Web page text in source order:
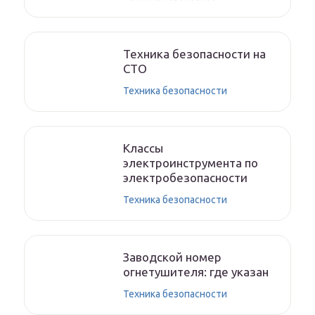
Техника безопасности на
СТО
Техника безопасности
Классы
электроинструмента по
электробезопасности
Техника безопасности
Заводской номер
огнетушителя: где указан
Техника безопасности